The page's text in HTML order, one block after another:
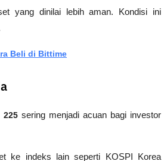
yang dinilai lebih aman. Kondisi ini
Beli di Bittime
225 sering menjadi acuan bagi investor
ke indeks lain seperti KOSPI Korea